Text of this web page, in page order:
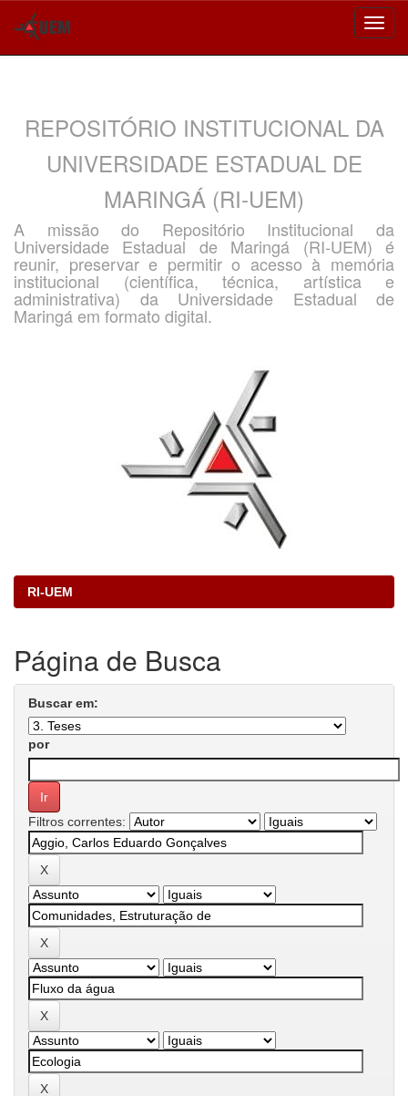
REPOSITÓRIO INSTITUCIONAL DA
UNIVERSIDADE ESTADUAL DE
MARINGÁ (RI-UEM)
A missão do Repositório Institucional da
Universidade Estadual de Maringá (RI-UEM) é
reunir, preservar e permitir o acesso à memória
institucional (científica, técnica, artística e
administrativa) da Universidade Estadual de
Maringá em formato digital.
RI-UEM
Página de Busca
Buscar em:
por
Filtros correntes: